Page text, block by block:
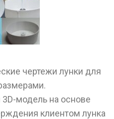
чертежи лунки для
модель на основе
клиентом лунка